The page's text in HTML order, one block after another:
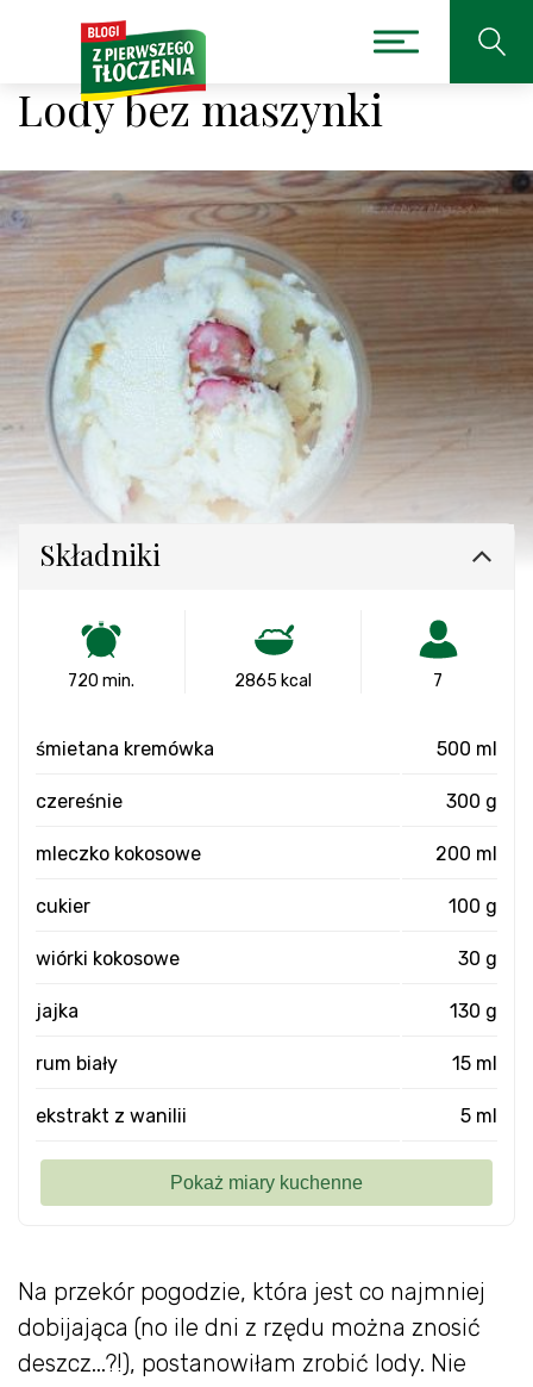
Lody bez maszynki
Na przekór pogodzie, która jest co najmniej
dobijająca (no ile dni z rzędu można znosić
deszcz...?!), postanowiłam zrobić lody. Nie
Składniki
720 min. 2865 kcal 7
śmietana kremówka 500 ml
czereśnie 300 g
mleczko kokosowe 200 ml
cukier 100 g
wiórki kokosowe 30 g
jajka 130 g
rum biały 15 ml
ekstrakt z wanilii 5 ml